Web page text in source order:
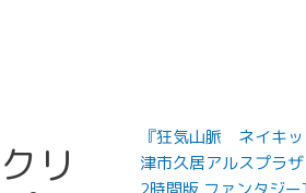
クリ
『狂気山脈 ネイキ
津市久居アルスプラ